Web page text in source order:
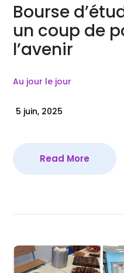
Bourse
un coup de
l’avenir
Au jour le jour
5 juin, 2025
Read More